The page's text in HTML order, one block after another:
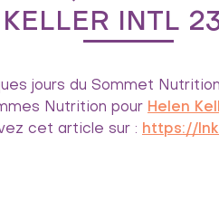
KELLER INTL
jours du Sommet
Nutrition pour Helen
cet article sur : https://